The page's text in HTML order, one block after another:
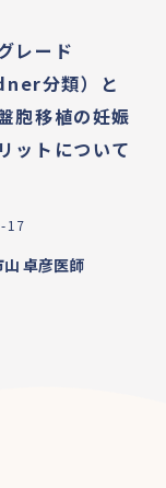
レード
分類）と
胞移植の妊娠
ットについて
17
山 卓彦医師